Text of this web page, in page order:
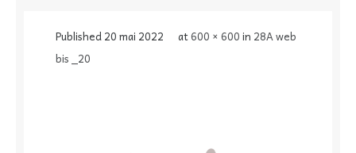
Published20 mai 2022 at600 × 600in 28A web
bis _20